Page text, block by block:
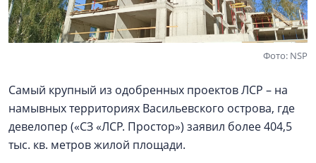
Фото: NSP
Самый крупный из одобренных проектов ЛСР – на
намывных территориях Васильевского острова, где
девелопер («СЗ «ЛСР. Простор») заявил более 404,5
тыс. кв. метров жилой площади.